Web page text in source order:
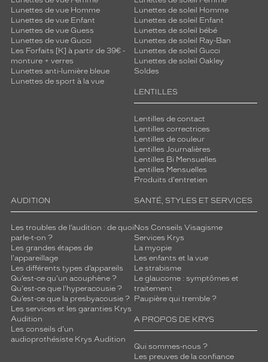
Lunettes de vue Homme
Lunettes de vue Enfant
Lunettes de vue Guess
Lunettes de vue Gucci
Les Forfaits [K] à partir de 39€ -
monture + verres
Lunettes anti-lumière bleue
Lunettes de sport à la vue
Lunettes de soleil Homme
Lunettes de soleil Enfant
Lunettes de soleil bébé
Lunettes de soleil Ray-Ban
Lunettes de soleil Gucci
Lunettes de soleil Oakley
Soldes
LENTILLES
Lentilles de contact
Lentilles correctrices
Lentilles de couleur
Lentilles Journalières
Lentilles Bi Mensuelles
Lentilles Mensuelles
Produits d'entretien
AUDITION
Les troubles de l’audition : de quoi
parle-t-on ?
Les grandes étapes de
l'appareillage
Les différents types d’appareils
Qu’est-ce qu'un acouphène ?
Qu'est-ce que l'hyperacousie ?
Qu’est-ce que la presbyacousie ?
Les services et les garanties Krys
Audition
Les conseils d'un
audioprothésiste Krys Audition
SANTÉ, STYLES ET SERVICES
Nos Conseils Visagisme
Services Krys
La myopie
Les enfants et la vue
Le strabisme
Le glaucome : symptômes et
traitement
Paupière qui tremble ?
A PROPOS DE KRYS
Qui sommes-nous ?
Les preuves de la confiance